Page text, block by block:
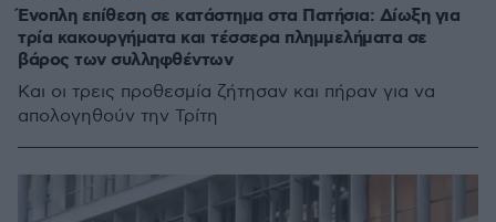
Ένοπλη επίθεση σε κατάστημα στα Πατήσια: Δίωξη για
τρία κακουργήματα και τέσσερα πλημμελήματα σε
βάρος των συλληφθέντων
Και οι τρεις προθεσμία ζήτησαν και πήραν για να
απολογηθούν την Τρίτη